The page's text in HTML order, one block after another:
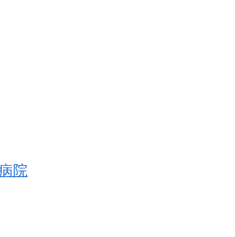
院